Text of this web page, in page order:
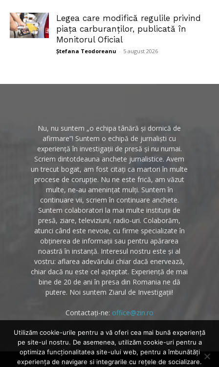
Legea care modifică regulile privind
piața carburanților, publicată în
Monitorul Oficial
Ștefana Teodoreanu - 5 august 2026
Nu, nu suntem „o echipa tânără și dornică de
afirmare”! Suntem o echipă de jurnaliști cu
experiență în investigații de presă și nu numai.
Scriem dintotdeauna anchete jurnalistice. Avem
un trecut bogat, am fost citați ca martori în multe
procese de corupție. Nu ne este frică, am văzut
multe, ne-au amenințat mulți. Suntem în
continuare vii, scriem în continuare anchete.
Suntem colaboratori la mai multe instituții de
presă, ziare, televiziuni, radio-uri. Colaborăm,
atunci când este nevoie, cu firme specializate în
obținerea de informații sau pentru apărarea
noastră în instanță. Interesul nostru este și al
vostru: aflarea adevărului chiar dacă enervează,
chiar dacă nu este cel așteptat. Experiență de mai
bine de 20 de ani în presa din Romania ne dă
putere. Noi suntem Ziarul de Investigații!
Contactați-ne: office@zin.ro
Despre noi Politica cookies Contact
Utilizăm cookie-urile pentru a vă oferi cea mai bună experiență
pe site-ul nostru. De asemenea, utilizăm cookie-uri pentru a
optimiza funcţionalitatea site-ului web, pentru a îmbunătăţi
experienţa de navigare si integrarile cu reţele de socializare.